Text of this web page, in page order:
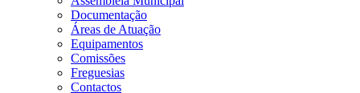
Documentação
Áreas de Atuação
Equipamentos
Comissões
Freguesias
Contactos